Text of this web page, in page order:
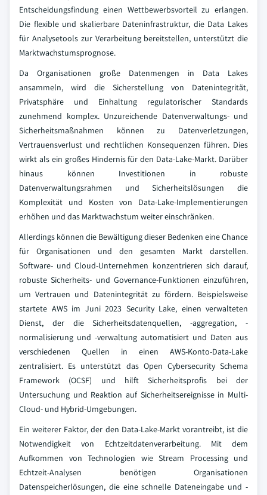
Entscheidungsfindung einen Wettbewerbsvorteil zu erlangen.
Die flexible und skalierbare Dateninfrastruktur, die Data Lakes
für Analysetools zur Verarbeitung bereitstellen, unterstützt die
Marktwachstumsprognose.
Da Organisationen große Datenmengen in Data Lakes
ansammeln, wird die Sicherstellung von Datenintegrität,
Privatsphäre und Einhaltung regulatorischer Standards
zunehmend komplex. Unzureichende Datenverwaltungs- und
Sicherheitsmaßnahmen können zu Datenverletzungen,
Vertrauensverlust und rechtlichen Konsequenzen führen. Dies
wirkt als ein großes Hindernis für den Data-Lake-Markt. Darüber
hinaus können Investitionen in robuste
Datenverwaltungsrahmen und Sicherheitslösungen die
Komplexität und Kosten von Data-Lake-Implementierungen
erhöhen und das Marktwachstum weiter einschränken.
Allerdings können die Bewältigung dieser Bedenken eine Chance
für Organisationen und den gesamten Markt darstellen.
Software- und Cloud-Unternehmen konzentrieren sich darauf,
robuste Sicherheits- und Governance-Funktionen einzuführen,
um Vertrauen und Datenintegrität zu fördern. Beispielsweise
startete AWS im Juni 2023 Security Lake, einen verwalteten
Dienst, der die Sicherheitsdatenquellen, -aggregation, -
normalisierung und -verwaltung automatisiert und Daten aus
verschiedenen Quellen in einen AWS-Konto-Data-Lake
zentralisiert. Es unterstützt das Open Cybersecurity Schema
Framework (OCSF) und hilft Sicherheitsprofis bei der
Untersuchung und Reaktion auf Sicherheitsereignisse in Multi-
Cloud- und Hybrid-Umgebungen.
Ein weiterer Faktor, der den Data-Lake-Markt vorantreibt, ist die
Notwendigkeit von Echtzeitdatenverarbeitung. Mit dem
Aufkommen von Technologien wie Stream Processing und
Echtzeit-Analysen benötigen Organisationen
Datenspeicherlösungen, die eine schnelle Dateneingabe und -